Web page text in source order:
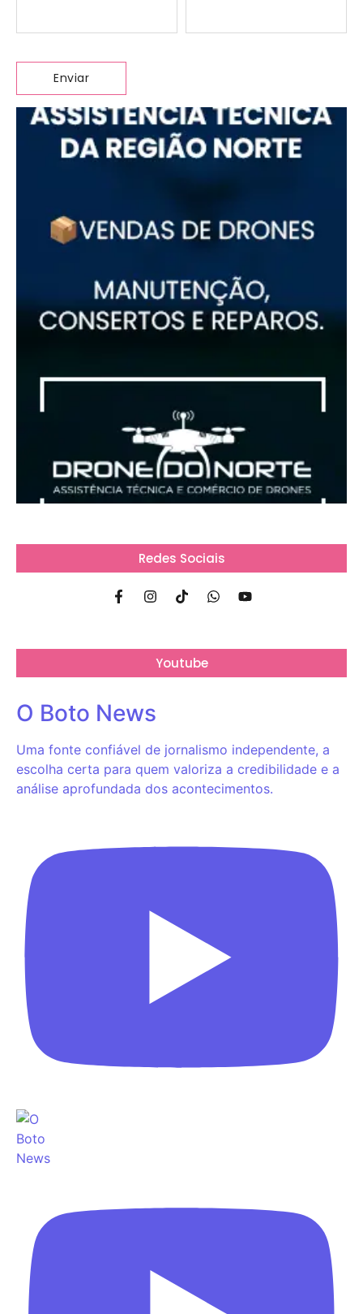
Redes Sociais
Youtube
O Boto News
Uma fonte confiável de jornalismo independente, a
escolha certa para quem valoriza a credibilidade e a
análise aprofundada dos acontecimentos.